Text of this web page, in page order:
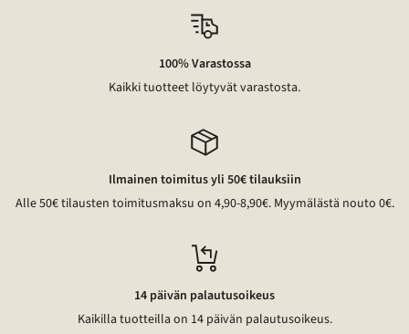
100% Varastossa
Kaikki tuotteet löytyvät varastosta.
Ilmainen toimitus yli 50€ tilauksiin
Alle 50€ tilausten toimitusmaksu on 4,90-8,90€. Myymälästä nouto 0€.
14 päivän palautusoikeus
Kaikilla tuotteilla on 14 päivän palautusoikeus.